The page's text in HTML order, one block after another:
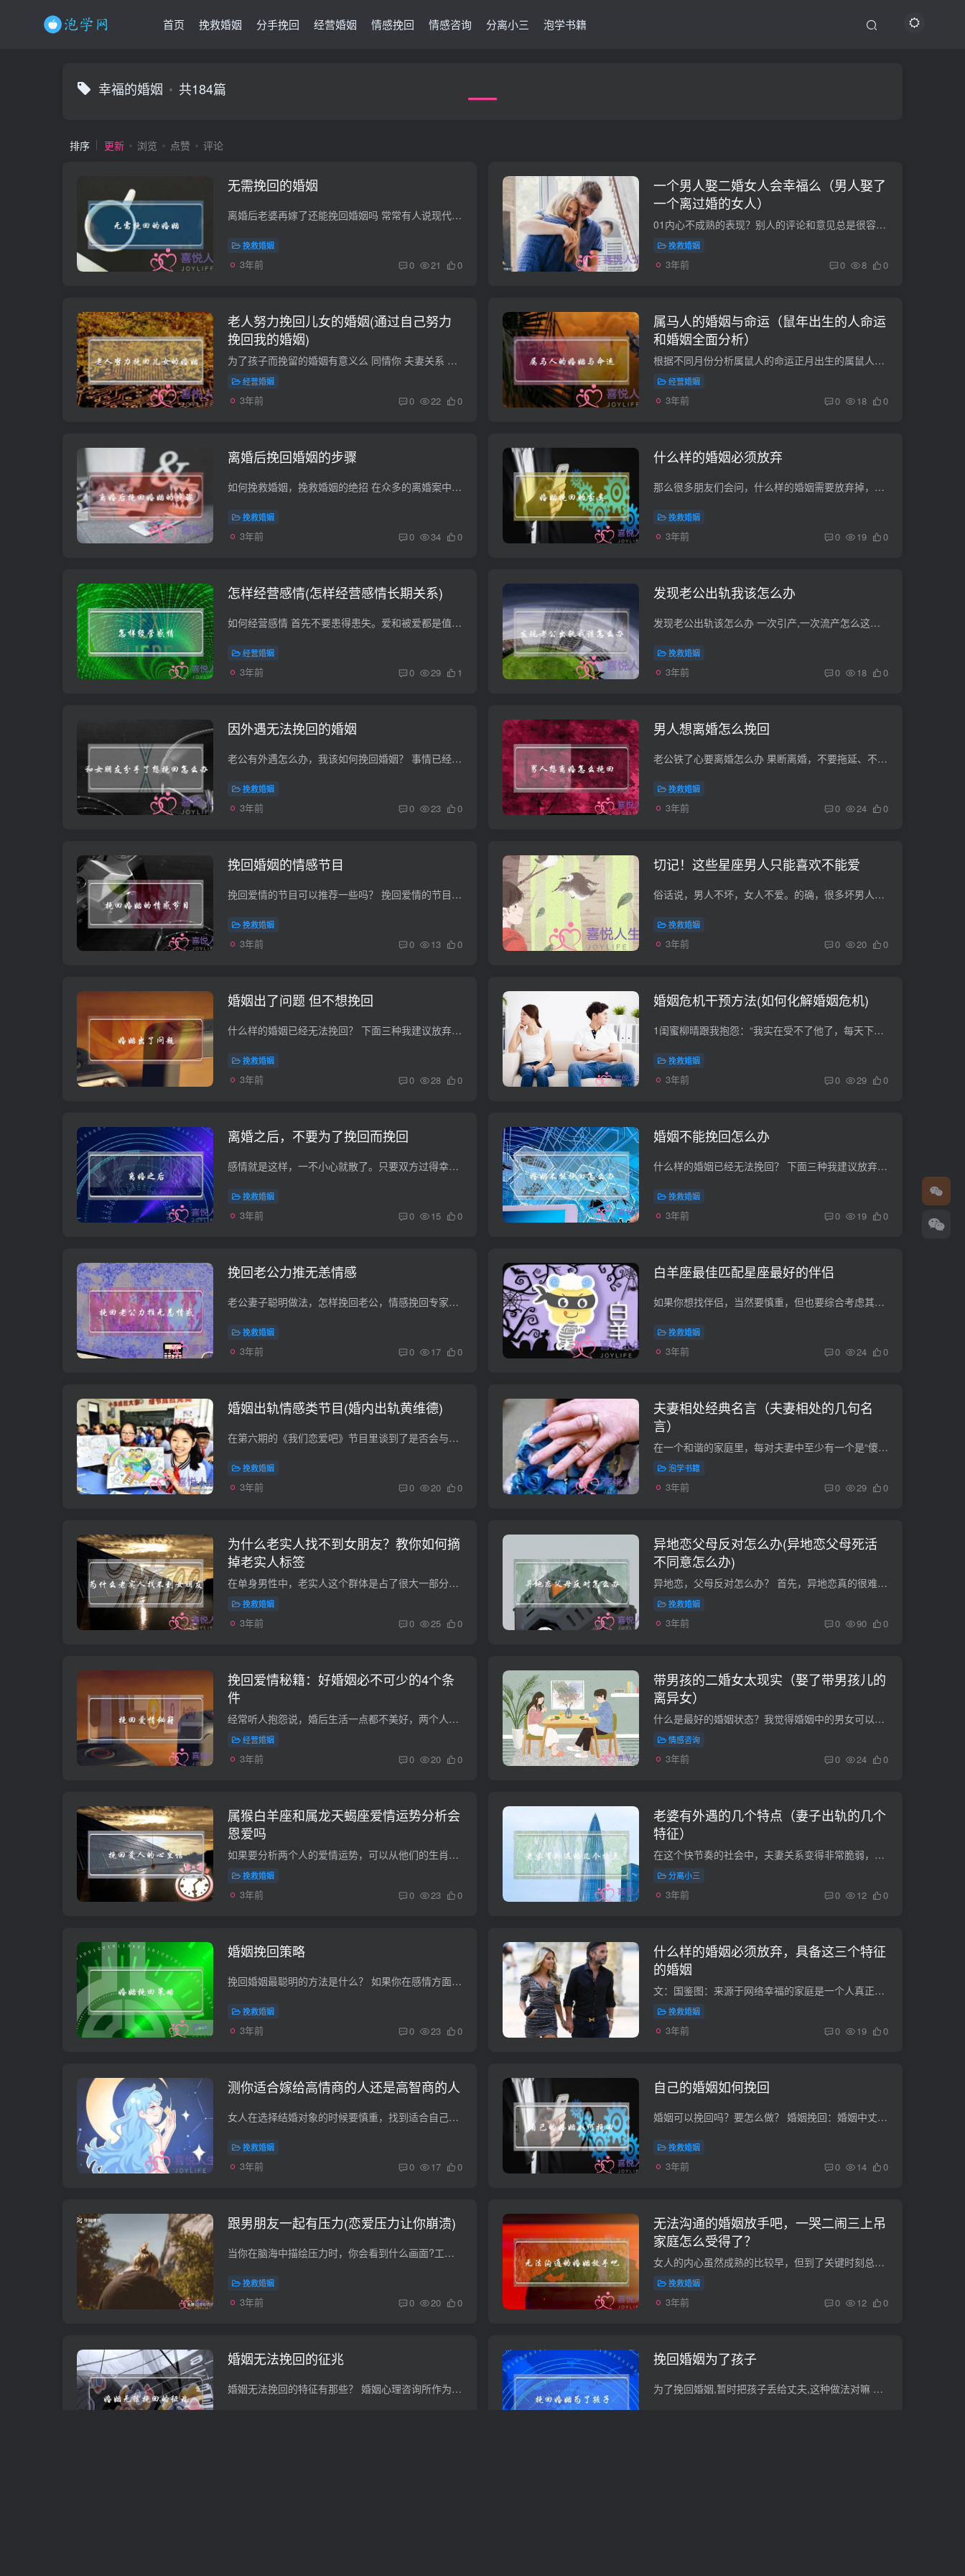
首页 挽救婚姻 分手挽回 经营婚姻 情感挽回 情感咨询 分离小三 泡学书籍
幸福的婚姻 共184篇
排序 更新 浏览 点赞 评论
无需挽回的婚姻
离婚后老婆再嫁了还能挽回婚姻吗 常常有人说现代社会每个人都有病，实际上就是说每个人的特殊性会使你有一些问题，婚姻也一样，没有一段婚姻是完全没有问题的。什么是聋哑式的婚姻呢，在婚姻里...
挽救婚姻
3年前 0 21 0
一个男人娶二婚女人会幸福么（男人娶了
一个离过婚的女人）
01内心不成熟的表现？别人的评论和意见总是很容易影响你。举个简单的例子，你喜欢一辆车很多年了，你梦想得到它。当你的经济实力允许的时候，你很容易选择放弃，因为外人已经说了那辆车的缺点。...
挽救婚姻
3年前 0 8 0
老人努力挽回儿女的婚姻(通过自己努力
挽回我的婚姻)
为了孩子而挽留的婚姻有意义么 同情你 夫妻关系 是家庭的第一位 夫妻好了 我们自己才过的好 我们的父母才开心 我们的孩子 才可能健康成长 为了孩子 而承受无限的痛苦 我不支持这样做 况且 孩子...
经营婚姻
3年前 0 22 0
属马人的婚姻与命运（鼠年出生的人命运
和婚姻全面分析）
根据不同月份分析属鼠人的命运正月出生的属鼠人的命运：正月出生的属鼠者，由于此时正值新春佳节之际，因此一生都不愁吃穿，享受自来之食。大多数人的祖业根基较深，遗产很多，可以得到上辈的荫...
经营婚姻
3年前 0 18 0
离婚后挽回婚姻的步骤
如何挽救婚姻，挽救婚姻的绝招 在众多的离婚案中，有的确实是感情已到了彻底破裂的地步，非离不可。 为了挽救婚姻，有人尝试一种新办法：“试离婚”。也就是在两个人都同意离婚的情况下，不急于...
挽救婚姻
3年前 0 34 0
什么样的婚姻必须放弃
那么很多朋友们会问，什么样的婚姻需要放弃掉，什么样的婚姻不值得挽留，等等相似的问题，那么今天就给大家简单的介绍一下拥有哪些特征的婚姻需要放弃掉，一起来看看吧。 一、心已经不在家庭的...
挽救婚姻
3年前 0 19 0
怎样经营感情(怎样经营感情长期关系)
如何经营感情 首先不要患得患失。爱和被爱都是值得尊敬的。被别人爱说明自己的价值，爱别人是一种发自内心的情感需要，如果觉得对方值得爱，并且觉得能和对方爱一辈子就勇敢去追吧，成功失败都...
经营婚姻
3年前 0 29 1
发现老公出轨我该怎么办
发现老公出轨该怎么办 一次引产,一次流产怎么这么不爱惜自己的身体.你老公也不替你着想,女人首先要懂得自爱,才能获得男人的爱,夫妻之间也不是说只有性和谐才能继续下去,霉菌这种常见的妇科病也...
挽救婚姻
3年前 0 18 0
因外遇无法挽回的婚姻
老公有外遇怎么办，我该如何挽回婚姻？ 事情已经发生，不论是再多的谴责，还是采取冷暴力应对，甚至大肆宣扬，告诉双方的亲朋好友，试图通过他人之口谴责丈夫……这些错误的行为只能火上浇油。...
挽救婚姻
3年前 0 23 0
男人想离婚怎么挽回
老公铁了心要离婚怎么办 果断离婚，不要拖延、不要纠缠不休。理由及离婚的方式如下： 一【理由】【铁了心属于感情彻底灭失】 既然老公铁了心要离婚，说明他决心已定，无以挽回的余地。这种情况...
挽救婚姻
3年前 0 24 0
挽回婚姻的情感节目
挽回爱情的节目可以推荐一些吗？ 挽回爱情的节目有很多个，但是我推荐坏男孩社区，你可以去那里看看，也许可以帮助你挽回爱情看来是你爱她，她爱他。 爱情里没有谁对谁错！看看我下面这篇文章你...
挽救婚姻
3年前 0 13 0
切记！这些星座男人只能喜欢不能爱
俗话说，男人不坏，女人不爱。的确，很多坏男人似乎总是受女生欢迎，因为他们懂得各种讨好女人的伎俩和甜言蜜语的冒犯。女生和那些花花公子见个面没问题，但是不要爱上他们，不然只会伤心。接下...
挽救婚姻
3年前 0 20 0
婚姻出了问题 但不想挽回
什么样的婚姻已经无法挽回？ 下面三种我建议放弃： 一、没有爱情，婚姻好像一潭死水 在现实生活中，有相当一部分人之所以步入婚姻的殿堂，不是因为爱情，而是因为其他原因，比如到了适婚年龄、...
挽救婚姻
3年前 0 28 0
婚姻危机干预方法(如何化解婚姻危机)
1闺蜜柳晴跟我抱怨：“我实在受不了他了，每天下班回到家就往沙发上一躺，合着我是他保姆吗，我想离婚了！”柳晴的老公在一家国企技术科担任负责人，平时工作时间比较固定，早八晚五，而柳晴怀...
挽救婚姻
3年前 0 29 0
离婚之后，不要为了挽回而挽回
感情就是这样，一不小心就散了。只要双方过得幸福的婚姻才是令人向往的。当然，如果你还是放不下对方，非要挽回的话也可以，看你自己的决定。下面就给你提供几个方法，让你挽回。 一、找出原因 ...
挽救婚姻
3年前 0 15 0
婚姻不能挽回怎么办
什么样的婚姻已经无法挽回？ 下面三种我建议放弃： 一、没有爱情，婚姻好像一潭死水 在现实生活中，有相当一部分人之所以步入婚姻的殿堂，不是因为爱情，而是因为其他原因，比如到了适婚年龄、...
挽救婚姻
3年前 0 19 0
挽回老公力推无恙情感
老公妻子聪明做法，怎样挽回老公，情感挽回专家，挽救 其实这些只能因人而异，关键是对方可以包容，就像接纳一个犯错的孩子一样，认真用心去挽回才好。 如何挽回丈夫？怎么样挽回一段感情？ 如...
挽救婚姻
3年前 0 17 0
白羊座最佳匹配星座最好的伴侣
如果你想找伴侣，当然要慎重，但也要综合考虑其他因素，比如两个星座是否合适。那么，什么星座最适合十二星座,的白羊座，他们最好的伴侣是什么？让我们一起来看看。白羊座和巨蟹座的结合是完美...
挽救婚姻
3年前 0 24 0
婚姻出轨情感类节目(婚内出轨黄维德)
在第六期的《我们恋爱吧》节目里谈到了是否会与异性朋友成为恋人的话题，观察员之一的朱正廷认为，与自己能成为朋友的人，于自己而言是成为不了恋人的，因为彼此之间太过熟悉，双方很难感受到对...
挽救婚姻
3年前 0 20 0
夫妻相处经典名言（夫妻相处的几句名
言）
在一个和谐的家庭里，每对夫妻中至少有一个是“傻子”。在幸福的婚姻中，每个人都应该尊重对方的兴趣和爱好。认为两个人可以有相同的思想，相同的判断，相同的欲望，这是最荒谬的想法。理想的夫...
泡学书籍
3年前 0 29 0
为什么老实人找不到女朋友？教你如何摘
掉老实人标签
在单身男性中，老实人这个群体是占了很大一部分的，其实老实人也很想摆脱“单身狗”这个群体，但奈何就是找不到女朋友，这是为什么呢 要知道，在恋爱关系中，绝大多数的女生都是希望被男人所带...
挽救婚姻
3年前 0 25 0
异地恋父母反对怎么办(异地恋父母死活
不同意怎么办)
异地恋，父母反对怎么办？ 首先，异地恋真的很难。当然你现在年轻，所以你不理解父母其实很正常。异地远嫁意味着什么你知道吗？以为了远离父母，亲戚，朋友，生活远远不是我们所见的那么简单，...
挽救婚姻
3年前 0 90 0
挽回爱情秘籍：好婚姻必不可少的4个条
件
经常听人抱怨说，婚后生活一点都不美好，两个人会为了今天谁洗碗争吵、会为了谁辅导孩子作业而互相推辞、会为了谁为这个家付出得更多斤斤计较。本应该如蜜一般的生活，弄得像战场般硝烟四起。有...
经营婚姻
3年前 0 20 0
带男孩的二婚女太现实（娶了带男孩儿的
离异女）
什么是最好的婚姻状态？我觉得婚姻中的男女可以舒服地做自己，可以一起面对困难，一起携手分享快乐。一般的婚姻状况呢？说白了，就像生活在一起，彼此离别，聚在一起.阳光下，不是所有的婚姻都...
情感咨询
3年前 0 24 0
属猴白羊座和属龙天蝎座爱情运势分析会
恩爱吗
如果要分析两个人的爱情运势，可以从他们的生肖和星座进行团队分析。猴子和龙的配对怎么样？白羊座和天蝎座会是合适的一对吗？配对关系中，猴子白羊和龙天蝎会有怎样的爱情结局？你会一直爱到底...
挽救婚姻
3年前 0 23 0
老婆有外遇的几个特点（妻子出轨的几个
特征）
在这个快节奏的社会中，夫妻关系变得非常脆弱，一不小心就会破裂，而导致夫妻关系破裂的原因有很多，其中最让男人受不了的就是妻子出轨。但是我们又怎么才能判断妻子出轨呢？今天小编就为大家总...
分离小三
3年前 0 12 0
婚姻挽回策略
挽回婚姻最聪明的方法是什么？ 如果你在感情方面比较空白，最聪明的做法就是借力，借助专业人士的力量，去面对婚姻，去解决婚姻难题。我以前不懂，自己试过了很多错误的方法，弄和一家人身心俱...
挽救婚姻
3年前 0 23 0
什么样的婚姻必须放弃，具备这三个特征
的婚姻
文：国鉴图：来源于网络幸福的家庭是一个人真正幸福的标志之一。俗话说“家和万事兴”，家庭和睦是做好工作的基础。古语“修身、齐家、治国、平天下”说明管好自己的家庭有多重要。婚姻，对于男...
挽救婚姻
3年前 0 19 0
测你适合嫁给高情商的人还是高智商的人
女人在选择结婚对象的时候要慎重，找到适合自己的人，这样女人才能拥有幸福的婚姻生活，嫁对人，美好的生活才会到来。那么，你适合嫁给情商高或者智商高的人吗？测试立刻知道了答案。让我们一起...
挽救婚姻
3年前 0 17 0
自己的婚姻如何挽回
婚姻可以挽回吗？要怎么做？ 婚姻挽回：婚姻中丈夫的不满 重庆寸草心心理咨询总结婚姻中丈夫的不满一般包括：一、妻子喋喋不休的唠叨。无论大事小事，无论在什么时间地点，总是说个不停。二、缺...
挽救婚姻
3年前 0 14 0
跟男朋友一起有压力(恋爱压力让你崩溃)
当你在脑海中描绘压力时，你会看到什么画面?工作吗?钱吗?家庭问题呢?这些都是造成压力的最常见的原因，但还有一个问题即将出现，当你试图描绘压力的原因时，你甚至可能都没有考虑到——人际关系...
挽救婚姻
3年前 0 20 0
无法沟通的婚姻放手吧，一哭二闹三上吊
家庭怎么受得了？
女人的内心虽然成熟的比较早，但到了关键时刻总是掉链子，该理智的时候却很容易展现出小孩子的脾气。男人的成熟往往需要经历很多事情的磨练，这导致了很多男人在该拼搏的年龄玩世不恭，荒废了青...
挽救婚姻
3年前 0 12 0
婚姻无法挽回的征兆
婚姻无法挽回的特征有那些？ 婚姻心理咨询所作为从事婚姻心理咨询的专业机构，我们在工作实践中习惯的把婚姻生活质量分成三级，以方便对来访者婚姻生活质量状态的界定和对心理咨询工作效果进行...
挽回婚姻为了孩子
为了挽回婚姻,暂时把孩子丢给丈夫,这种做法对嘛 可以让他带带，体验下妻子的不容易，或许他就会明白女人为家付出多少 为了孩子而挽留的婚姻有意义么 同情你 夫妻关系 是家庭的第一位 夫妻好了 ...